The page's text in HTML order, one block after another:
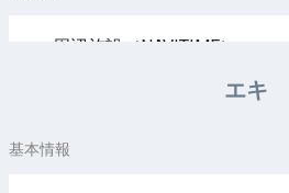
周辺施設（NAVITIME）
エキ
基本情報